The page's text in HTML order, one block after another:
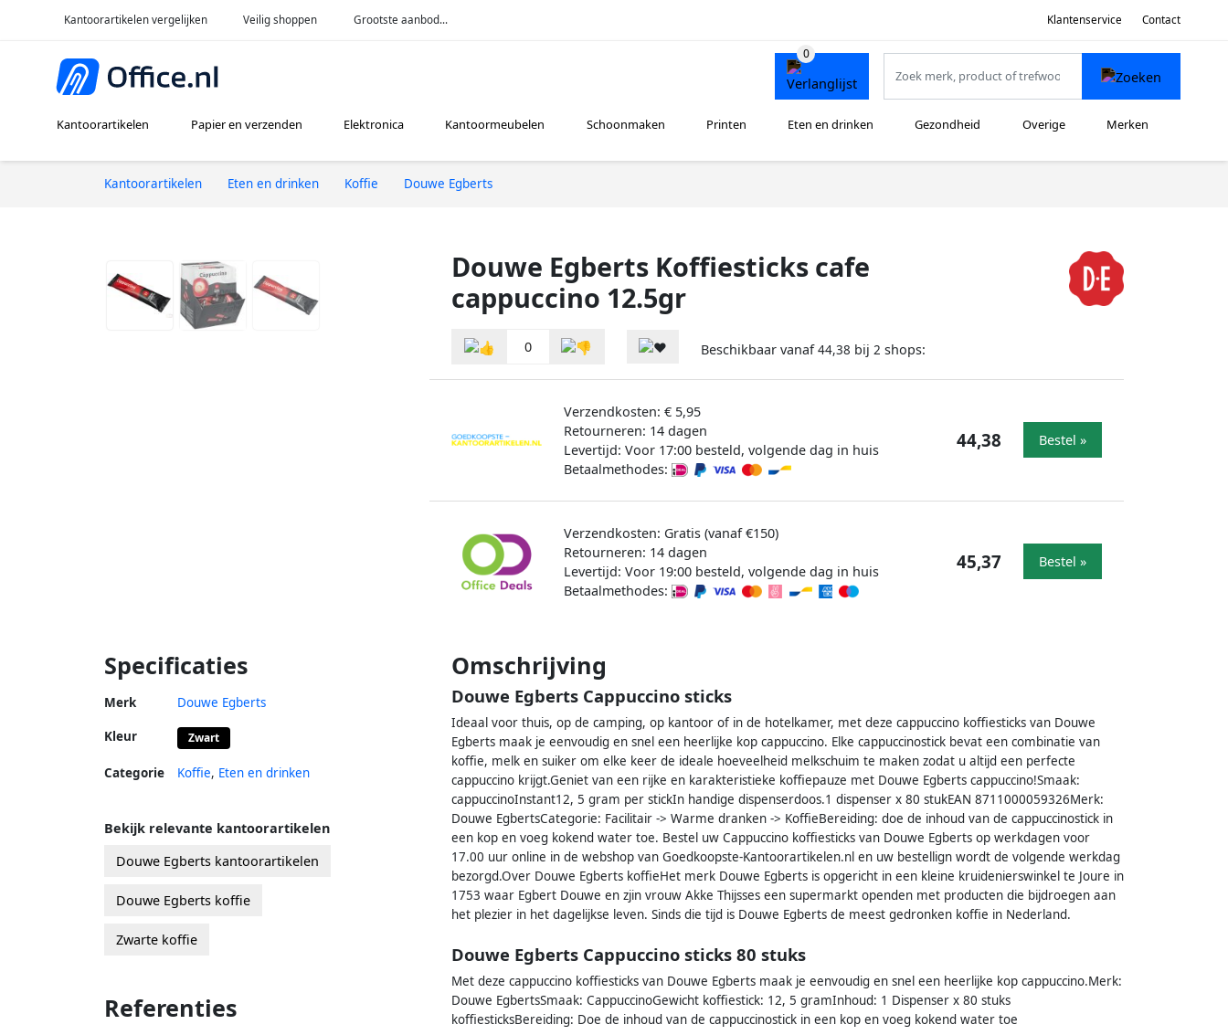
Kantoorartikelen vergelijken Veilig shoppen Grootste aanbod... Klantenservice Contact
Kantoorartikelen Papier en verzenden Elektronica Kantoormeubelen Schoonmaken Printen Eten en drinken Gezondheid Overige Merken
Kantoorartikelen Eten en drinken Koffie Douwe Egberts
Douwe Egberts Koffiesticks cafe
cappuccino 12.5gr
0 Beschikbaar vanaf44,38 bij 2 shops:
Verzendkosten: € 5,95
Retourneren: 14 dagen
Levertijd: Voor 17:00 besteld, volgende dag in huis
Betaalmethodes:
44,38 Bestel »
Verzendkosten: Gratis (vanaf €150)
Retourneren: 14 dagen
Levertijd: Voor 19:00 besteld, volgende dag in huis
Betaalmethodes:
45,37 Bestel »
Specificaties
Merk Douwe Egberts
Kleur Zwart
Categorie Koffie, Eten en drinken
Omschrijving
Douwe Egberts Cappuccino sticks
Ideaal voor thuis, op de camping, op kantoor of in de hotelkamer, met deze cappuccino koffiesticks van Douwe
Egberts maak je eenvoudig en snel een heerlijke kop cappuccino. Elke cappuccinostick bevat een combinatie van
koffie, melk en suiker om elke keer de ideale hoeveelheid melkschuim te maken zodat u altijd een perfecte
cappuccino krijgt.Geniet van een rijke en karakteristieke koffiepauze met Douwe Egberts cappuccino!Smaak:
cappuccinoInstant12, 5 gram per stickIn handige dispenserdoos.1 dispenser x 80 stukEAN 8711000059326Merk:
Douwe EgbertsCategorie: Facilitair -> Warme dranken -> KoffieBereiding: doe de inhoud van de cappuccinostick in
een kop en voeg kokend water toe. Bestel uw Cappuccino koffiesticks van Douwe Egberts op werkdagen voor
17.00 uur online in de webshop van Goedkoopste-Kantoorartikelen.nl en uw bestellign wordt de volgende werkdag
bezorgd.Over Douwe Egberts koffieHet merk Douwe Egberts is opgericht in een kleine kruidenierswinkel te Joure in
1753 waar Egbert Douwe en zjin vrouw Akke Thijsses een supermarkt openden met producten die bijdroegen aan
het plezier in het dagelijkse leven. Sinds die tijd is Douwe Egberts de meest gedronken koffie in Nederland.
Douwe Egberts Cappuccino sticks 80 stuks
Met deze cappuccino koffiesticks van Douwe Egberts maak je eenvoudig en snel een heerlijke kop cappuccino.Merk:
Douwe EgbertsSmaak: CappuccinoGewicht koffiestick: 12, 5 gramInhoud: 1 Dispenser x 80 stuks
koffiesticksBereiding: Doe de inhoud van de cappuccinostick in een kop en voeg kokend water toe
Bekijk relevante kantoorartikelen
Douwe Egberts kantoorartikelen
Douwe Egberts koffie
Zwarte koffie
Referenties